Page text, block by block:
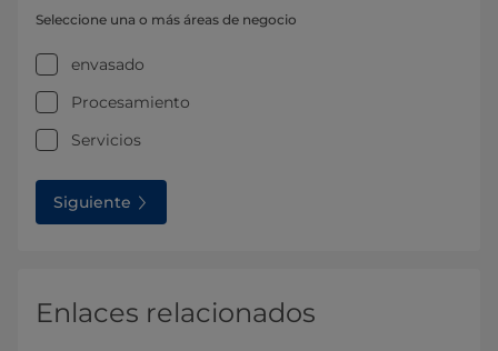
Seleccione una o más áreas de negocio
envasado
Procesamiento
Servicios
Siguiente
Enlaces relacionados